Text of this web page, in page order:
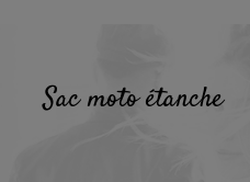
Sac moto étanche